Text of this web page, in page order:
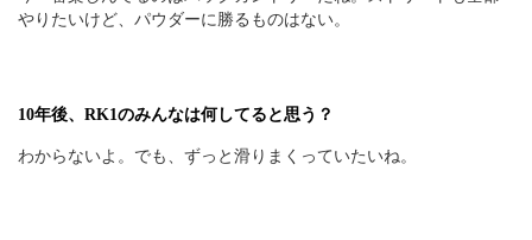
やりたいけど、パウダーに勝るものはない。
10年後、RK1のみんなは何してると思う？
わからないよ。でも、ずっと滑りまくっていたいね。